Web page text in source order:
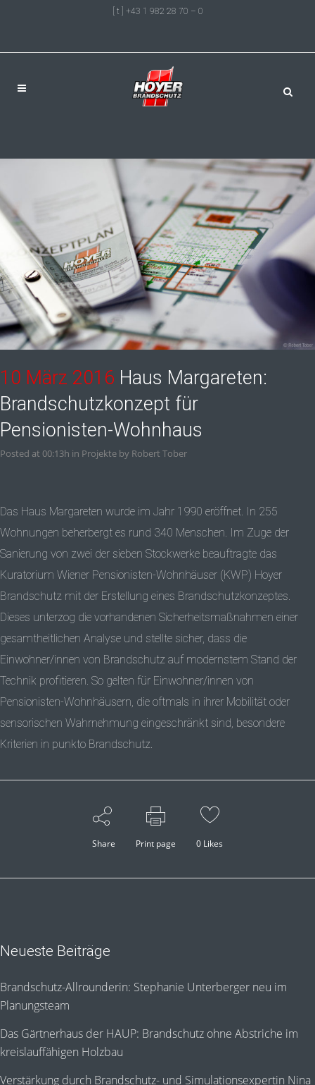
[ t ] +43 1 982 28 70 – 0
10 März 2016 Haus Margareten:
Brandschutzkonzept für
Pensionisten-Wohnhaus
Posted at 00:13h in Projekte by Robert Tober
Das Haus Margareten wurde im Jahr 1990 eröffnet. In 255
Wohnungen beherbergt es rund 340 Menschen. Im Zuge der
Sanierung von zwei der sieben Stockwerke beauftragte das
Kuratorium Wiener Pensionisten-Wohnhäuser (KWP) Hoyer
Brandschutz mit der Erstellung eines Brandschutzkonzeptes.
Dieses unterzog die vorhandenen Sicherheitsmaßnahmen einer
gesamtheitlichen Analyse und stellte sicher, dass die
Einwohner/innen von Brandschutz auf modernstem Stand der
Technik profitieren. So gelten für Einwohner/innen von
Pensionisten-Wohnhäusern, die oftmals in ihrer Mobilität oder
sensorischen Wahrnehmung eingeschränkt sind, besondere
Kriterien in punkto Brandschutz.
Share Print page 0 Likes
Neueste Beiträge
Brandschutz-Allrounderin: Stephanie Unterberger neu im
Planungsteam
Das Gärtnerhaus der HAUP: Brandschutz ohne Abstriche im
kreislauffähigen Holzbau
Verstärkung durch Brandschutz- und Simulationsexpertin Nina